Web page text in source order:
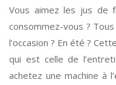
Vous aimez les jus de
consommez-vous ?
l’occasion ? En été ?
qui est celle de
achetez une machine à